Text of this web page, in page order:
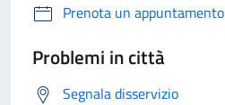
Prenota un appuntamento
Problemi in città
Segnala disservizio